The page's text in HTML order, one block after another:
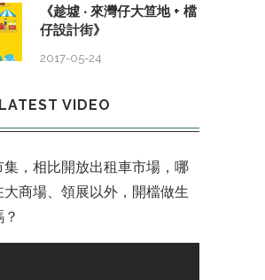
《趁墟 ‧ 來灣仔大笪地 + 檔
仔設計街》
2017-05-24
VIDEO
集，相比開放出租車市場，哪
商場、領展以外，開檔做生